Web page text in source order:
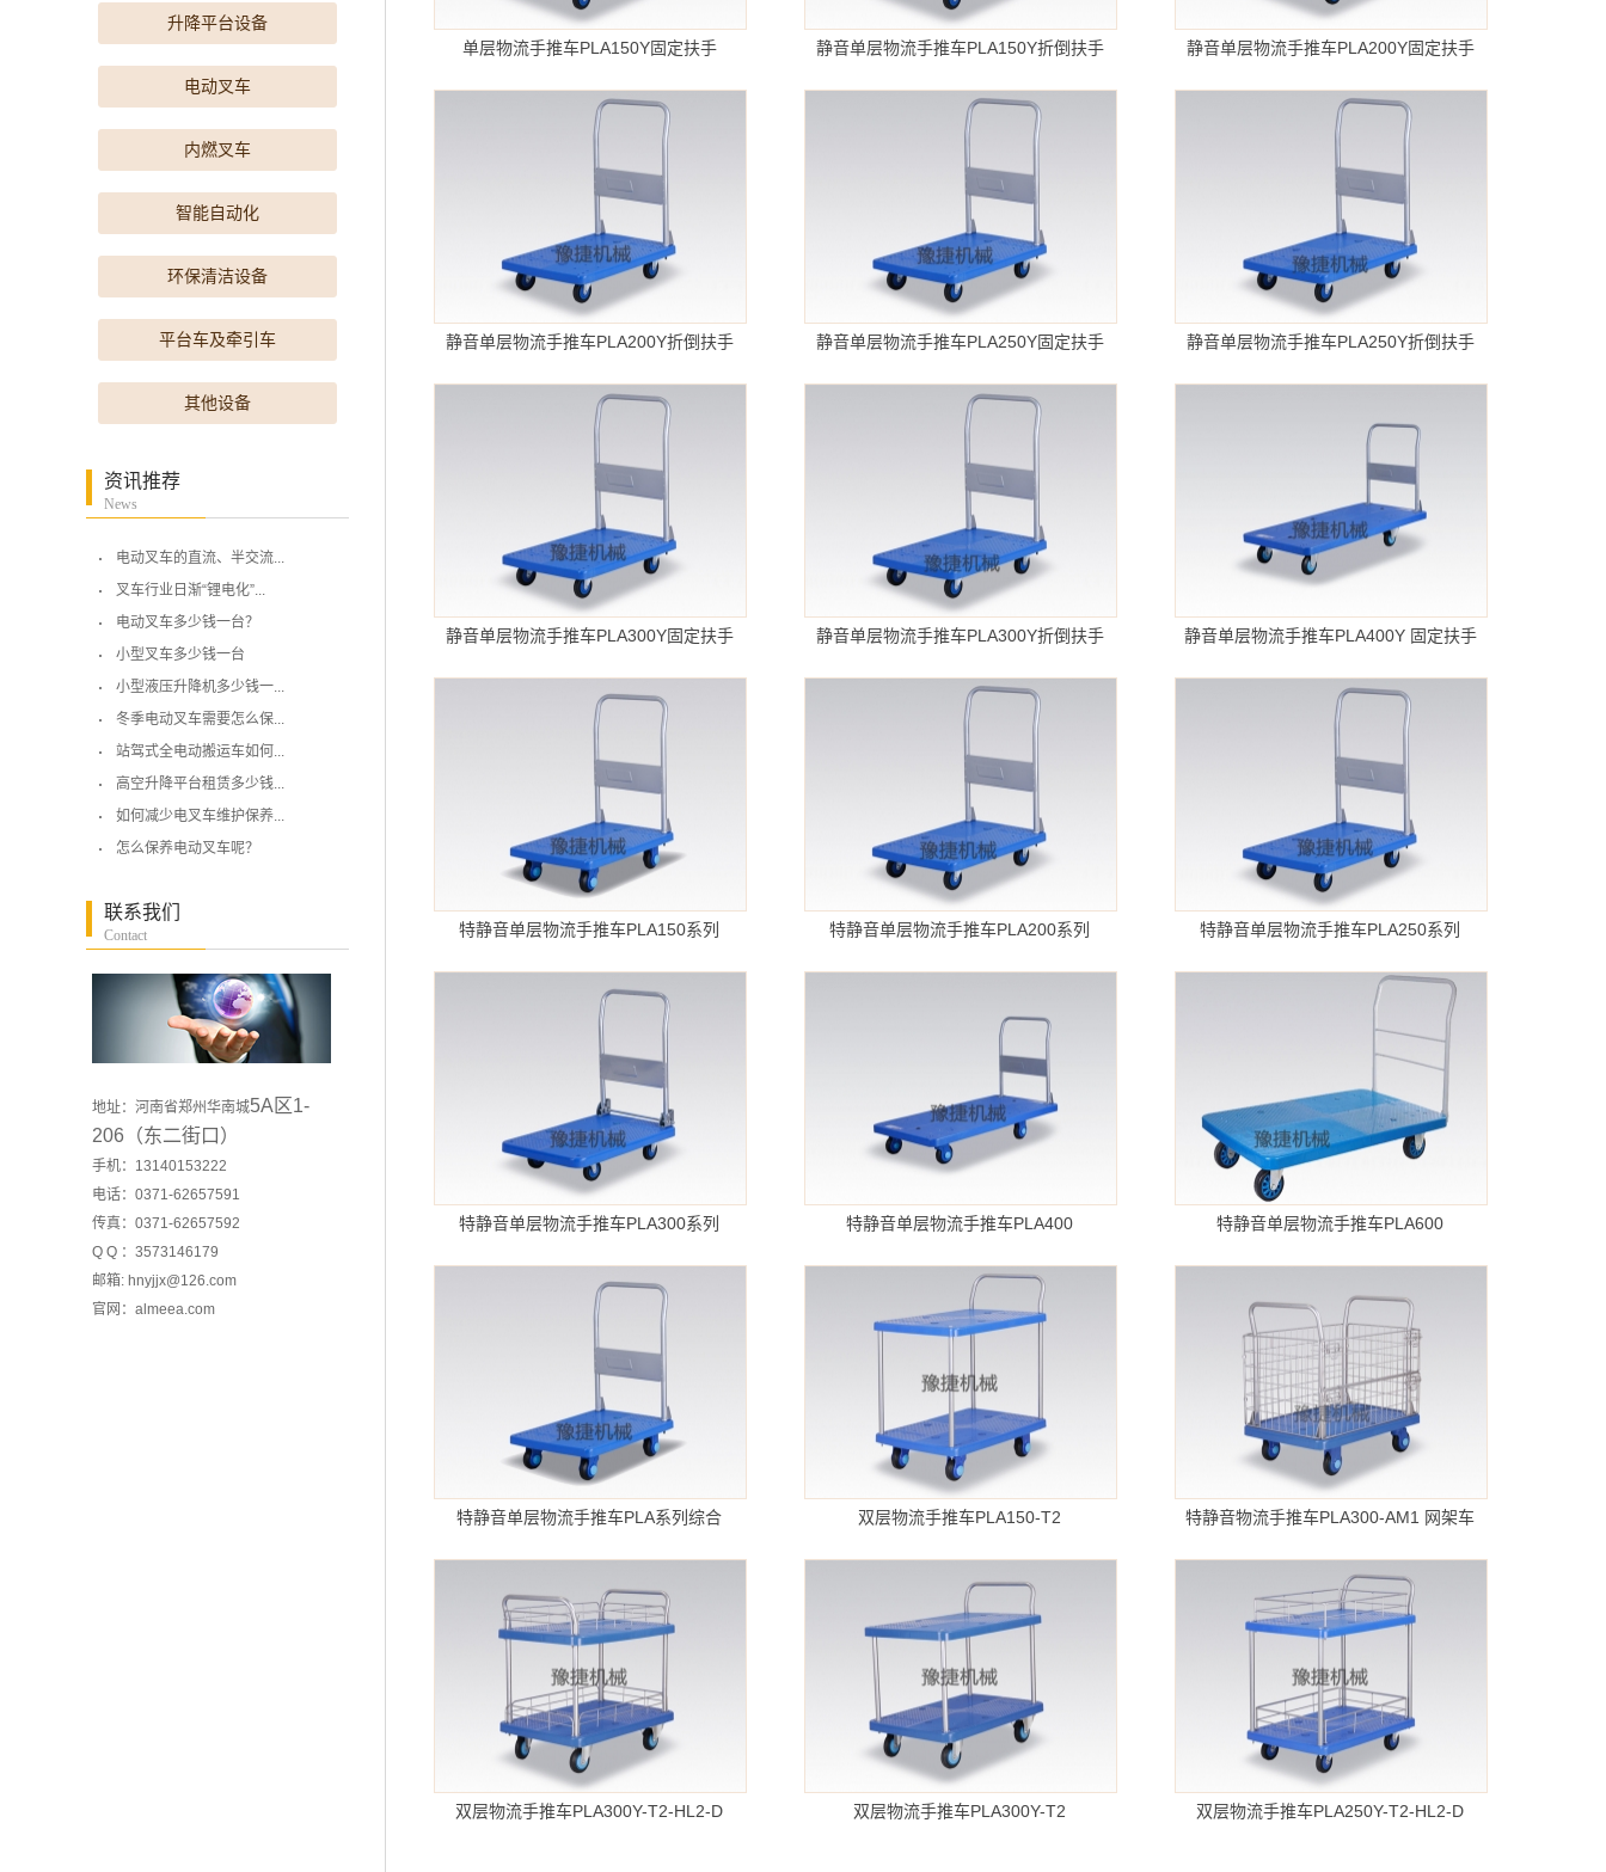
升降平台设备
电动叉车
内燃叉车
智能自动化
环保清洁设备
平台车及牵引车
其他设备
资讯推荐
News
电动叉车的直流、半交流...
叉车行业日渐“锂电化”...
电动叉车多少钱一台？
小型叉车多少钱一台
小型液压升降机多少钱一...
冬季电动叉车需要怎么保...
站驾式全电动搬运车如何...
高空升降平台租赁多少钱...
如何减少电叉车维护保养...
怎么保养电动叉车呢？
联系我们
Contact
地址：河南省郑州华南城5A区1-
206（东二街口）
手机：13140153222
电话：0371-62657591
传真：0371-62657592
Q Q ：3573146179
邮箱: hnyjjx@126.com
官网： almeea.com
单层物流手推车PLA150Y固定扶手 静音单层物流手推车PLA150Y折倒扶手 静音单层物流手推车PLA200Y固定扶手
静音单层物流手推车PLA200Y折倒扶手 静音单层物流手推车PLA250Y固定扶手 静音单层物流手推车PLA250Y折倒扶手
静音单层物流手推车PLA300Y固定扶手 静音单层物流手推车PLA300Y折倒扶手 静音单层物流手推车PLA400Y 固定扶手
特静音单层物流手推车PLA150系列 特静音单层物流手推车PLA200系列 特静音单层物流手推车PLA250系列
特静音单层物流手推车PLA300系列 特静音单层物流手推车PLA400 特静音单层物流手推车PLA600
特静音单层物流手推车PLA系列综合 双层物流手推车PLA150-T2 特静音物流手推车PLA300-AM1 网架车
双层物流手推车PLA300Y-T2-HL2-D 双层物流手推车PLA300Y-T2 双层物流手推车PLA250Y-T2-HL2-D